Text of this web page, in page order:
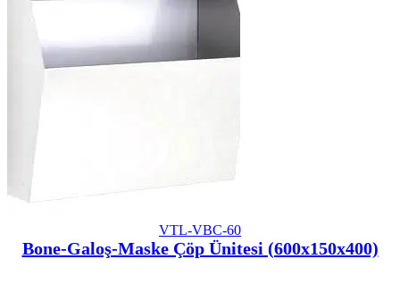
VTL-VBC-60
Bone-Galoş-Maske Çöp Ünitesi (600x150x400)